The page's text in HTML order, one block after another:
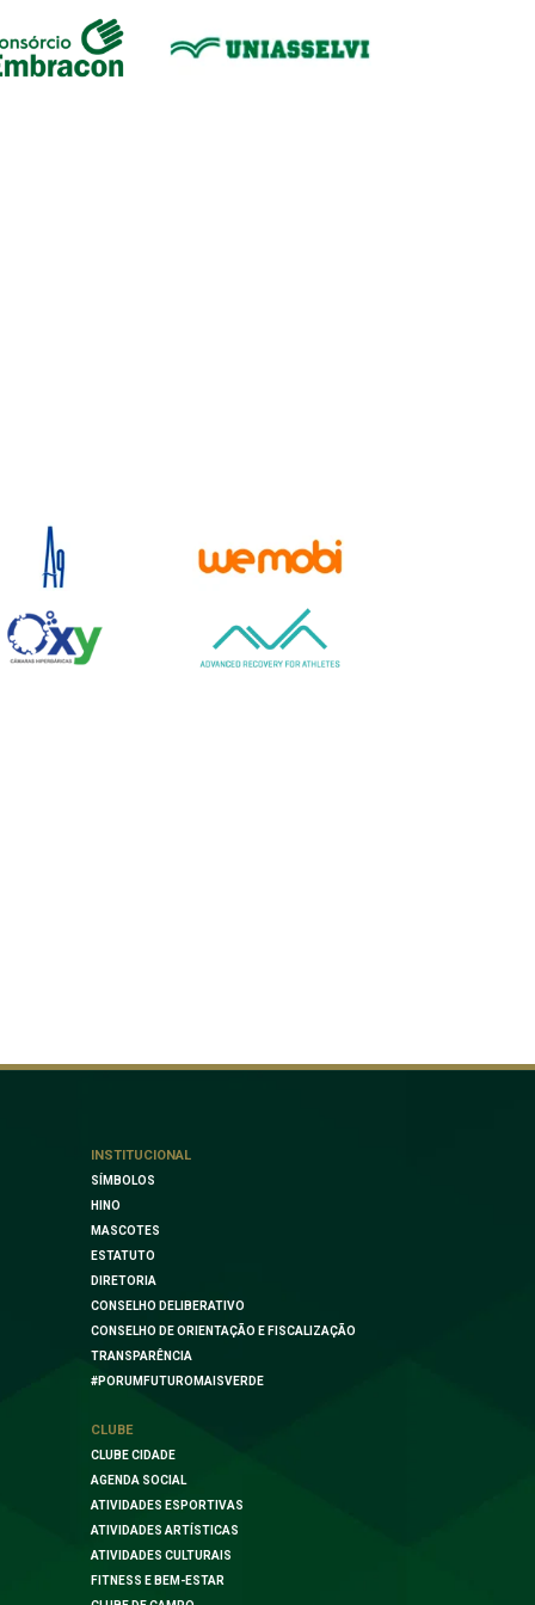
INSTITUCIONAL
SÍMBOLOS
HINO
MASCOTES
ESTATUTO
DIRETORIA
CONSELHO DELIBERATIVO
CONSELHO DE ORIENTAÇÃO E FISCALIZAÇÃO
TRANSPARÊNCIA
#PORUMFUTUROMAISVERDE
CLUBE
CLUBE CIDADE
AGENDA SOCIAL
ATIVIDADES ESPORTIVAS
ATIVIDADES ARTÍSTICAS
ATIVIDADES CULTURAIS
FITNESS E BEM-ESTAR